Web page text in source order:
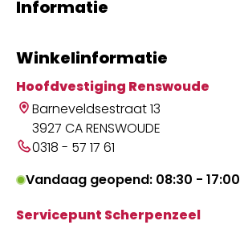
Informatie
Winkelinformatie
Hoofdvestiging Renswoude
Barneveldsestraat 13
3927 CA RENSWOUDE
0318 - 57 17 61
Vandaag geopend: 08:30 - 17:00
Servicepunt Scherpenzeel